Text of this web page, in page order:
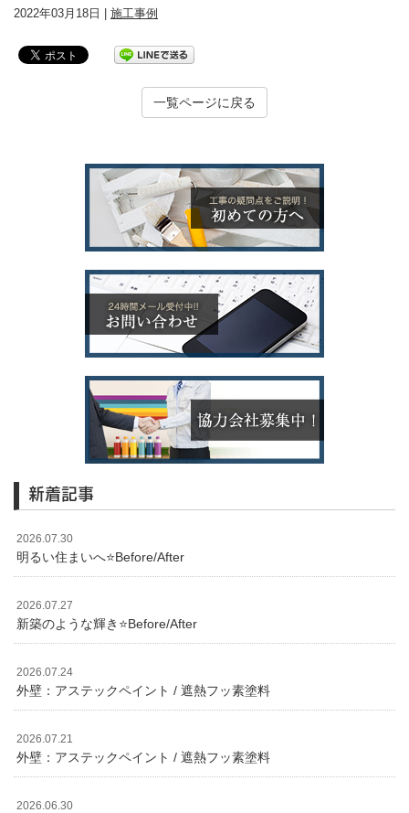
2022年03月18日 | 施工事例
一覧ページに戻る
新着記事
2026.07.30
明るい住まいへ⭐️Before/After
2026.07.27
新築のような輝き⭐️Before/After
2026.07.24
外壁：アステックペイント / 遮熱フッ素塗料
2026.07.21
外壁：アステックペイント / 遮熱フッ素塗料
2026.06.30